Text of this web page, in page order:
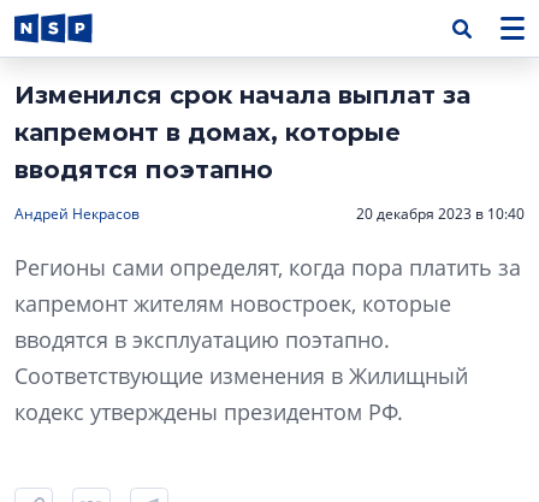
Изменился срок начала выплат за
капремонт в домах, которые
вводятся поэтапно
Андрей Некрасов 20 декабря 2023 в 10:40
Регионы сами определят, когда пора платить за
капремонт жителям новостроек, которые
вводятся в эксплуатацию поэтапно.
Соответствующие изменения в Жилищный
кодекс утверждены президентом РФ.